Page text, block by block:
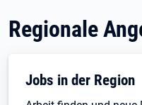
Regionale
Jobs in der Region